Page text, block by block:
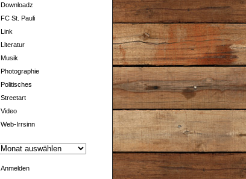
Downloadz
FC St. Pauli
Link
Literatur
Musik
Photographie
Politisches
Streetart
Video
Web-Irrsinn
Anmelden